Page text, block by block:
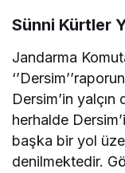
Sünni Kürtler
Jandarma
Dersim’in yalçın
herhalde
başka bir yol
denilmektedir.